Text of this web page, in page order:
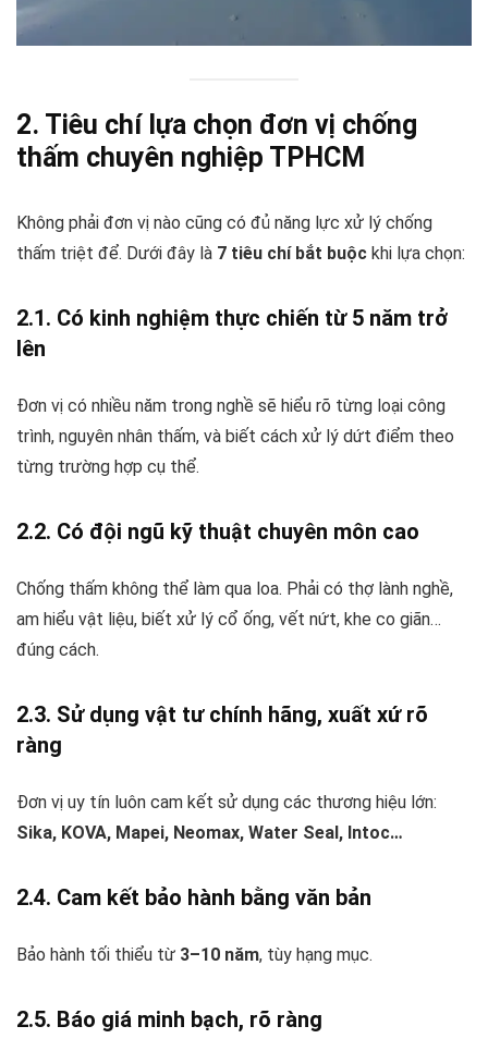
2. Tiêu chí lựa chọn đơn vị chống
thấm chuyên nghiệp TPHCM
Không phải đơn vị nào cũng có đủ năng lực xử lý chống
thấm triệt để. Dưới đây là 7 tiêu chí bắt buộc khi lựa chọn:
2.1. Có kinh nghiệm thực chiến từ 5 năm trở
lên
Đơn vị có nhiều năm trong nghề sẽ hiểu rõ từng loại công
trình, nguyên nhân thấm, và biết cách xử lý dứt điểm theo
từng trường hợp cụ thể.
2.2. Có đội ngũ kỹ thuật chuyên môn cao
Chống thấm không thể làm qua loa. Phải có thợ lành nghề,
am hiểu vật liệu, biết xử lý cổ ống, vết nứt, khe co giãn…
đúng cách.
2.3. Sử dụng vật tư chính hãng, xuất xứ rõ
ràng
Đơn vị uy tín luôn cam kết sử dụng các thương hiệu lớn:
Sika, KOVA, Mapei, Neomax, Water Seal, Intoc…
2.4. Cam kết bảo hành bằng văn bản
Bảo hành tối thiểu từ 3–10 năm, tùy hạng mục.
2.5. Báo giá minh bạch, rõ ràng